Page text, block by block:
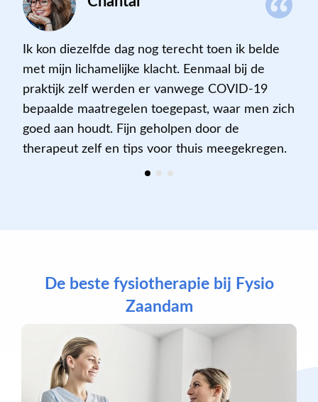
Ik kon diezelfde dag nog terecht toen ik belde
met mijn lichamelijke klacht. Eenmaal bij de
praktijk zelf werden er vanwege COVID-19
bepaalde maatregelen toegepast, waar men zich
goed aan houdt. Fijn geholpen door de
therapeut zelf en tips voor thuis meegekregen.
De beste fysiotherapie bij Fysio
Zaandam